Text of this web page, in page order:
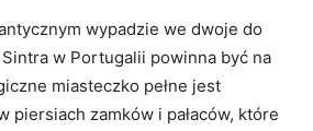
wypadzie we dwoje do
w Portugalii powinna być na
miasteczko pełne jest
piersiach zamków i pałaców, które